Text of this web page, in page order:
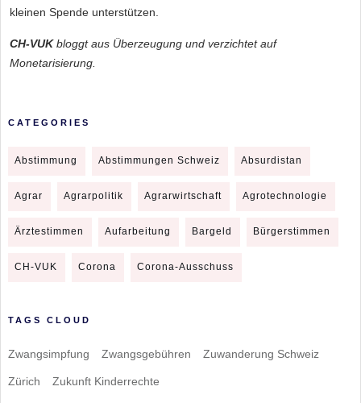
kleinen Spende unterstützen.
CH-VUKbloggt aus Überzeugung und verzichtet auf
Monetarisierung.
CATEGORIES
Abstimmung Abstimmungen Schweiz Absurdistan
Agrar Agrarpolitik Agrarwirtschaft Agrotechnologie
Ärztestimmen Aufarbeitung Bargeld Bürgerstimmen
CH-VUK Corona Corona-Ausschuss
TAGS CLOUD
Zwangsimpfung Zwangsgebühren Zuwanderung Schweiz
Zürich Zukunft Kinderrechte